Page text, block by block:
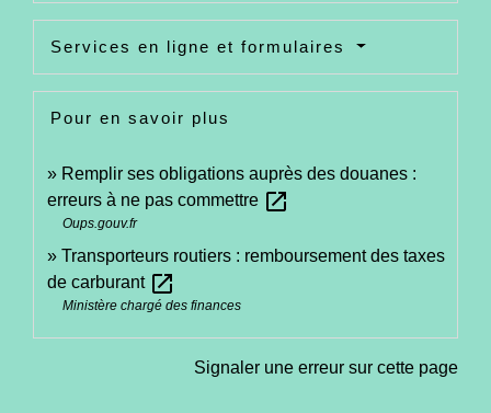
Services en ligne et formulaires
Pour en savoir plus
Remplir ses obligations auprès des douanes :
erreurs à ne pas commettre open_in_new
Oups.gouv.fr
Transporteurs routiers : remboursement des taxes
de carburant open_in_new
Ministère chargé des finances
Signaler une erreur sur cette page